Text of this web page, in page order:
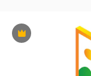
Premium